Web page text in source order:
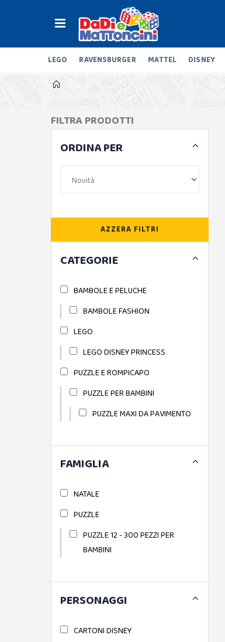
LEGO RAVENSBURGER MATTEL DISNEY
FILTRA PRODOTTI
ORDINA PER
AZZERA FILTRI
CATEGORIE
BAMBOLE E PELUCHE
BAMBOLE FASHION
LEGO
LEGO DISNEY PRINCESS
PUZZLE E ROMPICAPO
PUZZLE PER BAMBINI
PUZZLE MAXI DA PAVIMENTO
FAMIGLIA
NATALE
PUZZLE
PUZZLE 12 - 300 PEZZI PER
BAMBINI
PERSONAGGI
CARTONI DISNEY